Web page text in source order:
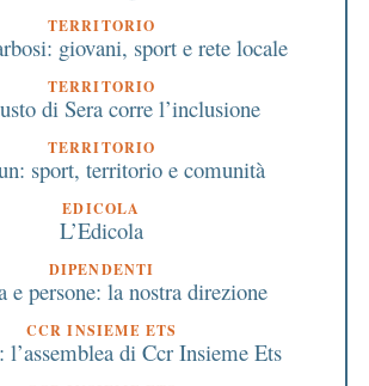
TERRITORIO
giovani, sport e rete locale
TERRITORIO
di Sera corre l’inclusione
TERRITORIO
sport, territorio e comunità
EDICOLA
L’Edicola
DIPENDENTI
e persone: la nostra direzione
CCR INSIEME ETS
l’assemblea di Ccr Insieme Ets